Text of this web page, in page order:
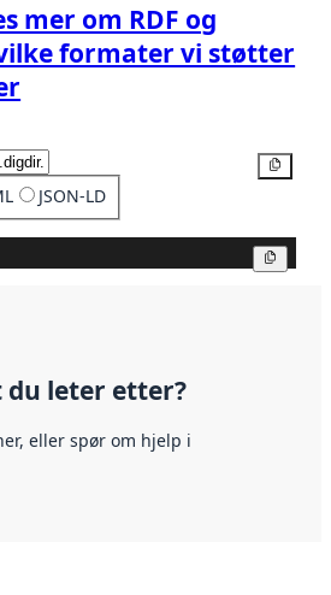
mer om RDF og
formater vi støtter
JSON-LD
du leter etter?
eller spør om hjelp i